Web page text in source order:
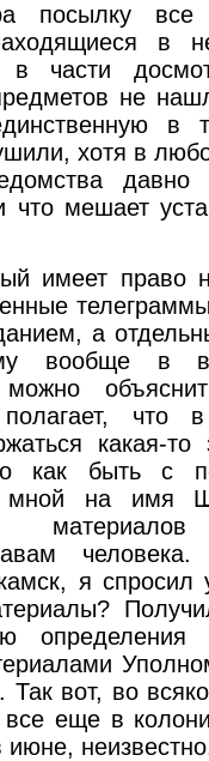
посылку все
в
части
не
в
хотя в
давно
что мешает
имеет право
а
вообще в
полагает, что
какая-то
как быть с
мной на имя
материалов
я спросил
вот, во
еще в